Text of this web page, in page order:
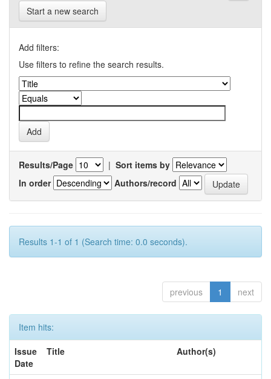
Start a new search
Add filters:
Use filters to refine the search results.
Results/Page | Sort items by
In order
Authors/record
Results 1-1 of 1 (Search time: 0.0 seconds).
previous 1 next
Item hits:
Issue
Date
Title Author(s)